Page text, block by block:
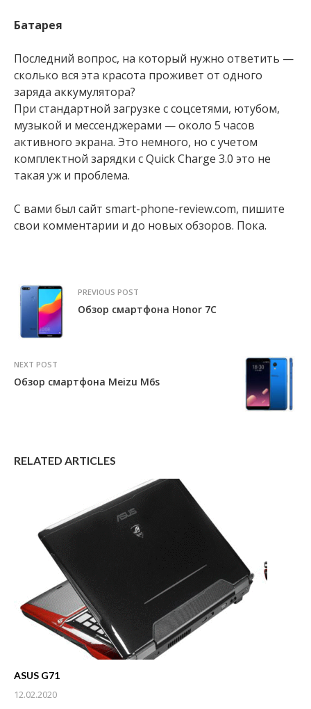
Батарея
Последний вопрос, на который нужно ответить —
сколько вся эта красота проживет от одного
заряда аккумулятора?
При стандартной загрузке с соцсетями, ютубом,
музыкой и мессенджерами — около 5 часов
активного экрана. Это немного, но с учетом
комплектной зарядки с Quick Charge 3.0 это не
такая уж и проблема.
С вами был сайт smart-phone-review.com, пишите
свои комментарии и до новых обзоров. Пока.
PREVIOUS POST
Обзор смартфона Honor 7C
NEXT POST
Обзор cмартфона Meizu M6s
RELATED ARTICLES
ASUS G71
12.02.2020